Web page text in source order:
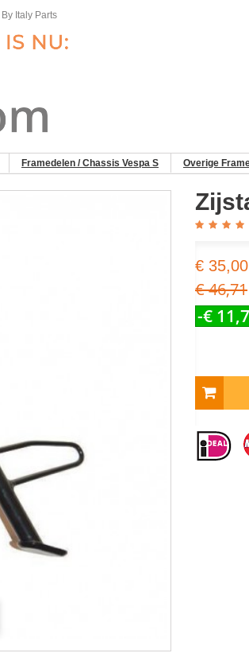
By Italy Parts
Framedelen / Chassis Vespa S Overige
€ 35,00
€ 46,71
-€